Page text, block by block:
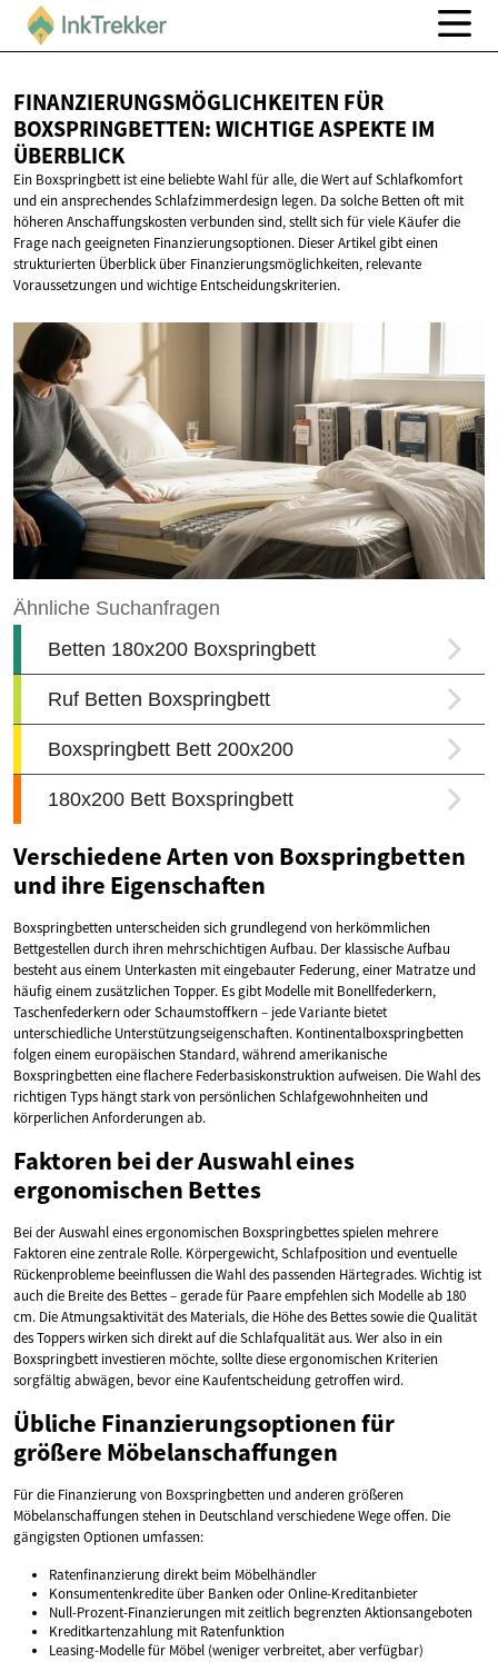
FINANZIERUNGSMÖGLICHKEITEN FÜR
BOXSPRINGBETTEN: WICHTIGE ASPEKTE IM
ÜBERBLICK
Ein Boxspringbett ist eine beliebte Wahl für alle, die Wert auf Schlafkomfort
und ein ansprechendes Schlafzimmerdesign legen. Da solche Betten oft mit
höheren Anschaffungskosten verbunden sind, stellt sich für viele Käufer die
Frage nach geeigneten Finanzierungsoptionen. Dieser Artikel gibt einen
strukturierten Überblick über Finanzierungsmöglichkeiten, relevante
Voraussetzungen und wichtige Entscheidungskriterien.
Verschiedene Arten von Boxspringbetten
und ihre Eigenschaften
Boxspringbetten unterscheiden sich grundlegend von herkömmlichen
Bettgestellen durch ihren mehrschichtigen Aufbau. Der klassische Aufbau
besteht aus einem Unterkasten mit eingebauter Federung, einer Matratze und
häufig einem zusätzlichen Topper. Es gibt Modelle mit Bonellfederkern,
Taschenfederkern oder Schaumstoffkern – jede Variante bietet
unterschiedliche Unterstützungseigenschaften. Kontinentalboxspringbetten
folgen einem europäischen Standard, während amerikanische
Boxspringbetten eine flachere Federbasiskonstruktion aufweisen. Die Wahl des
richtigen Typs hängt stark von persönlichen Schlafgewohnheiten und
körperlichen Anforderungen ab.
Faktoren bei der Auswahl eines
ergonomischen Bettes
Bei der Auswahl eines ergonomischen Boxspringbettes spielen mehrere
Faktoren eine zentrale Rolle. Körpergewicht, Schlafposition und eventuelle
Rückenprobleme beeinflussen die Wahl des passenden Härtegrades. Wichtig ist
auch die Breite des Bettes – gerade für Paare empfehlen sich Modelle ab 180
cm. Die Atmungsaktivität des Materials, die Höhe des Bettes sowie die Qualität
des Toppers wirken sich direkt auf die Schlafqualität aus. Wer also in ein
Boxspringbett investieren möchte, sollte diese ergonomischen Kriterien
sorgfältig abwägen, bevor eine Kaufentscheidung getroffen wird.
Übliche Finanzierungsoptionen für
größere Möbelanschaffungen
Für die Finanzierung von Boxspringbetten und anderen größeren
Möbelanschaffungen stehen in Deutschland verschiedene Wege offen. Die
gängigsten Optionen umfassen:
Ratenfinanzierung direkt beim Möbelhändler
Konsumentenkredite über Banken oder Online-Kreditanbieter
Null-Prozent-Finanzierungen mit zeitlich begrenzten Aktionsangeboten
Kreditkartenzahlung mit Ratenfunktion
Leasing-Modelle für Möbel (weniger verbreitet, aber verfügbar)